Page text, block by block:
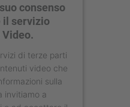
consenso
il servizio
Video.
di terze parti
video che
sulla
invitiamo a